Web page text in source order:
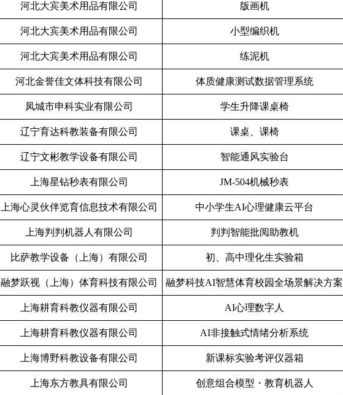
河北大宾美术用品有限公司 版画机
河北大宾美术用品有限公司 小型编织机
河北大宾美术用品有限公司 练泥机
河北金誉佳文体科技有限公司 体质健康测试数据管理系统
凤城市申科实业有限公司 学生升降课桌椅
辽宁育达科教装备有限公司 课桌、课椅
辽宁文彬教学设备有限公司 智能通风实验台
上海星钻秒表有限公司 JM-504机械秒表
上海心灵伙伴览育信息技术有限公司 中小学生AI心理健康云平台
上海判判机器人有限公司 判判智能批阅助教机
比萨教学设备（上海）有限公司 初、高中理化生实验箱
融梦跃视（上海）体育科技有限公司 融梦科技AI智慧体育校园全场景解决方案
上海耕育科教仪器有限公司 AI心理数字人
上海耕育科教仪器有限公司 AI非接触式情绪分析系统
上海博野科教设备有限公司 新课标实验考评仪器箱
上海东方教具有限公司 创意组合模型・教育机器人